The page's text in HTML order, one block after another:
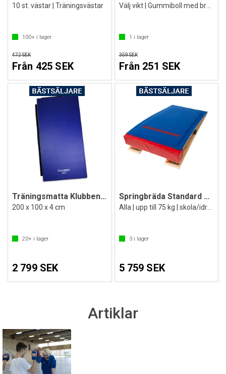
10 st. västar | Träningsvästar
100+ i lager
472 SEK
Från 425 SEK
Välj vikt | Gummiboll med bra grepp
1 i lager
359 SEK
Från 251 SEK
Träningsmatta Klubben för gymnastik
200 x 100 x 4 cm
20+ i lager
2 799 SEK
Springbräda Standard Plus
Alla | upp till 75 kg | skola/idrott
3i lager
5 759 SEK
Artiklar